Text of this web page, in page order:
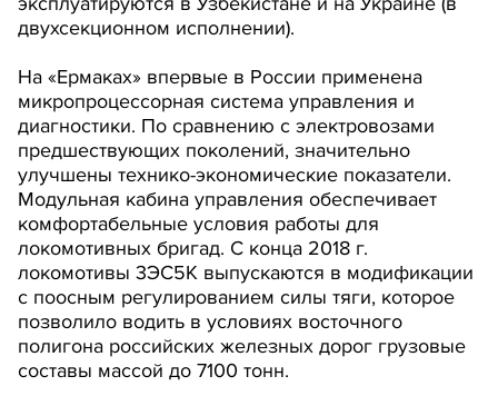
двухсекционном исполнении).
На «Ермаках» впервые в России применена
микропроцессорная система управления и
диагностики. По сравнению с электровозами
предшествующих поколений, значительно
улучшены технико-экономические показатели.
Модульная кабина управления обеспечивает
комфортабельные условия работы для
локомотивных бригад. С конца 2018 г.
локомотивы 3ЭС5К выпускаются в модификации
с поосным регулированием силы тяги, которое
позволило водить в условиях восточного
полигона российских железных дорог грузовые
составы массой до 7100 тонн.